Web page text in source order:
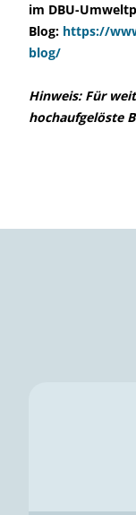
im DBU-
Blog: https://
blog/
Hinweis: Für
hochaufgelöste